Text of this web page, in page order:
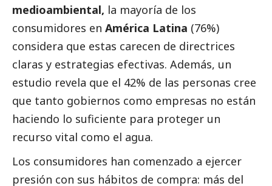
medioambiental, la mayoría de los
consumidores en América Latina (76%)
considera que estas carecen de directrices
claras y estrategias efectivas. Además, un
estudio revela que el 42% de las personas cree
que tanto gobiernos como empresas no están
haciendo lo suficiente para proteger un
recurso vital como el agua.
Los consumidores han comenzado a ejercer
presión con sus hábitos de compra: más del